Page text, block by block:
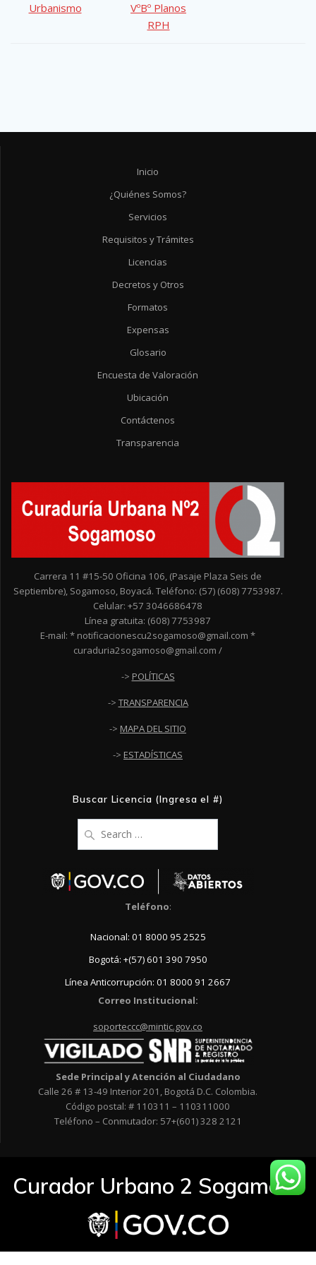
Urbanismo
VºBº Planos
RPH
Inicio
¿Quiénes Somos?
Servicios
Requisitos y Trámites
Licencias
Decretos y Otros
Formatos
Expensas
Glosario
Encuesta de Valoración
Ubicación
Contáctenos
Transparencia
Carrera 11 #15-50 Oficina 106, (Pasaje Plaza Seis de
Septiembre), Sogamoso, Boyacá. Teléfono: (57) (608) 7753987.
Celular: +57 3046686478
Línea gratuita: (608) 7753987
E-mail: * notificacionescu2sogamoso@gmail.com *
curaduria2sogamoso@gmail.com /
-> POLÍTICAS
-> TRANSPARENCIA
-> MAPA DEL SITIO
-> ESTADÍSTICAS
Buscar Licencia (Ingresa el #)
for:
Teléfono:
Nacional: 01 8000 95 2525
Bogotá: +(57) 601 390 7950
Línea Anticorrupción: 01 8000 91 2667
Correo Institucional:
soporteccc@mintic.gov.co
Sede Principal y Atención al Ciudadano
Calle 26 # 13-49 Interior 201, Bogotá D.C. Colombia.
Código postal: # 110311 – 110311000
Teléfono – Conmutador: 57+(601) 328 2121
Curador Urbano 2 Sogamoso